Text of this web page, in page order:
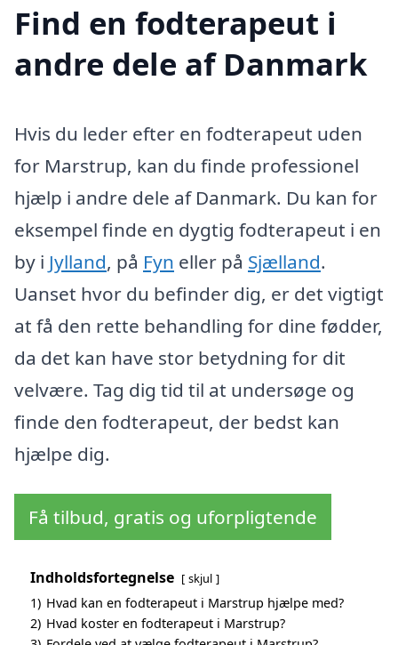
Find en fodterapeut i
andre dele af Danmark
Hvis du leder efter en fodterapeut uden
for Marstrup, kan du finde professionel
hjælp i andre dele af Danmark. Du kan for
eksempel finde en dygtig fodterapeut i en
by i Jylland, på Fyn eller på Sjælland.
Uanset hvor du befinder dig, er det vigtigt
at få den rette behandling for dine fødder,
da det kan have stor betydning for dit
velvære. Tag dig tid til at undersøge og
finde den fodterapeut, der bedst kan
hjælpe dig.
Få tilbud, gratis og uforpligtende
Indholdsfortegnelse skjul
1) Hvad kan en fodterapeut i Marstrup hjælpe med?
2) Hvad koster en fodterapeut i Marstrup?